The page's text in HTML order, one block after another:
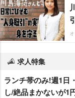
求人特集
ランチ帯のみ!週1日
し/絶品まかないが1